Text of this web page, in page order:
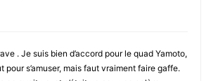
. Je suis bien d’accord pour le quad Yamoto,
pour s’amuser, mais faut vraiment faire gaffe.